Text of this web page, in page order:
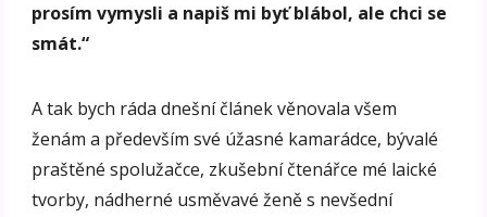
prosím vymysli a napiš mi byť blábol, ale chci se
smát.“
A tak bych ráda dnešní článek věnovala všem
ženám a především své úžasné kamarádce, bývalé
praštěné spolužačce, zkušební čtenářce mé laické
tvorby, nádherné usměvavé ženě s nevšední